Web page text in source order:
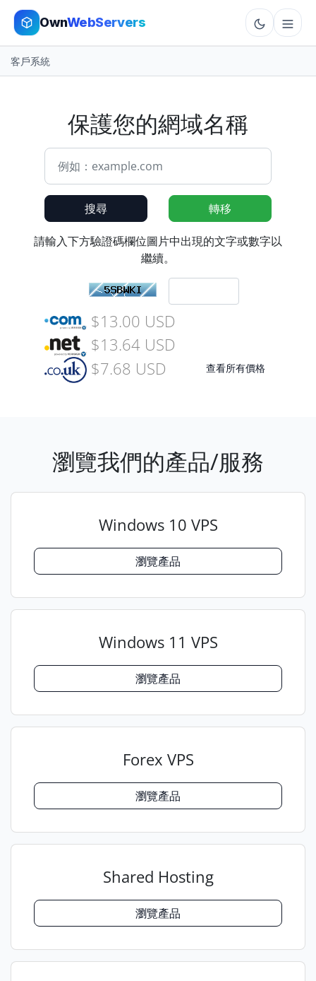
OwnWebServers
Cloud VPS
Dedicated
Add-ons
Sign In
客戶系統
保護您的網域名稱
搜尋 轉移
請輸入下方驗證碼欄位圖片中出現的文字或數字以
繼續。
$13.00 USD
$13.64 USD
$7.68 USD
查看所有價格
瀏覽我們的產品/服務
Windows 10 VPS
瀏覽產品
Windows 11 VPS
瀏覽產品
Forex VPS
瀏覽產品
Shared Hosting
瀏覽產品